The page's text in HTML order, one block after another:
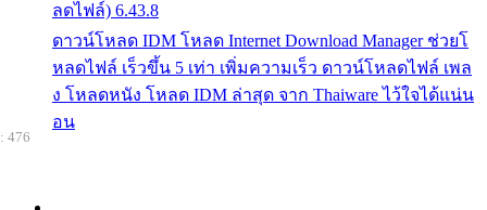
ลดไฟล์) 6.43.8
ดาวน์โหลด IDM โหลด Internet Download Manager ช่วยโ
หลดไฟล์ เร็วขึ้น 5 เท่า เพิ่มความเร็ว ดาวน์โหลดไฟล์ เพล
ง โหลดหนัง โหลด IDM ล่าสุด จาก Thaiware ไว้ใจได้แน่น
อน
476